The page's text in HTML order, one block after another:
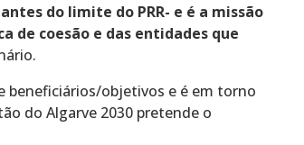
do limite do PRR- e é a missão
de coesão e das entidades que
beneficiários/objetivos e é em torno
do Algarve 2030 pretende o